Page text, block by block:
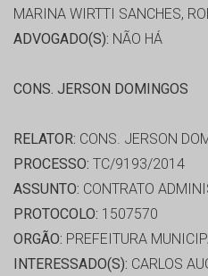
MARINA WIRTTI SANCHES,
ADVOGADO(S): NÃO HÁ
CONS. JERSON DOMINGOS
RELATOR: CONS. JERSON
PROCESSO: TC/9193/2014
ASSUNTO: CONTRATO
PROTOCOLO: 1507570
ORGÃO: PREFEITURA
INTERESSADO(S): CARLOS